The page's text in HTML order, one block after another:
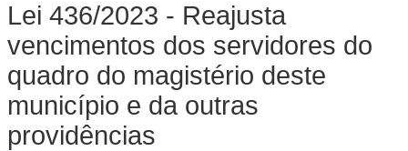
Lei 436/2023 - Reajusta
vencimentos dos servidores do
quadro do magistério deste
município e da outras
providências